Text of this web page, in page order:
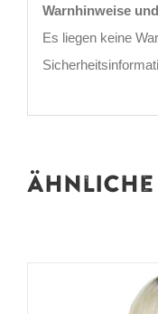
Warnhinweise
Es liegen keine